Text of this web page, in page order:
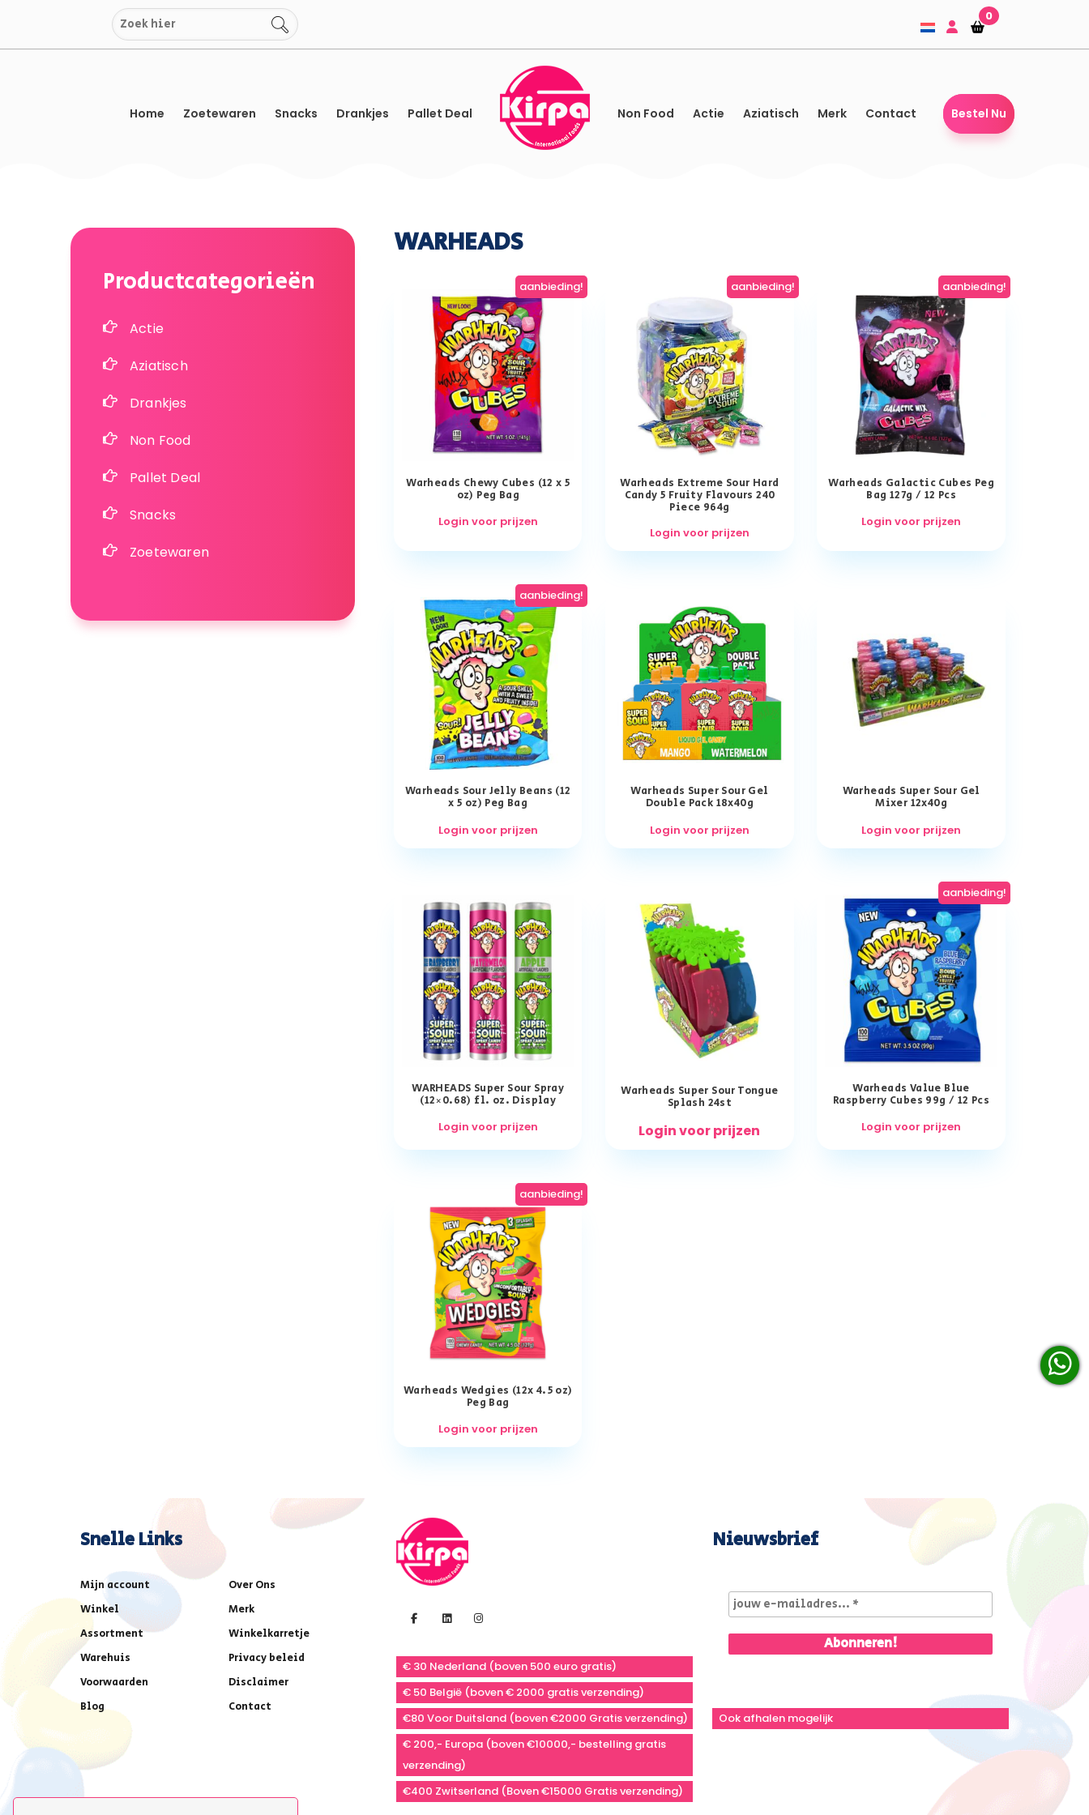
inhoud
Winkelmandje
Winkelmandje
0
Home Zoetewaren Snacks Drankjes Pallet Deal Non Food Actie Aziatisch Merk Contact Bestel Nu
Productcategorieën
Actie
Aziatisch
Drankjes
Non Food
Pallet Deal
Snacks
Zoetewaren
WARHEADS
aanbieding!
Warheads Chewy Cubes (12 x 5
oz) Peg Bag
Login voor prijzen
aanbieding!
Warheads Extreme Sour Hard
Candy 5 Fruity Flavours 240
Piece 964g
Login voor prijzen
aanbieding!
Warheads Galactic Cubes Peg
Bag 127g / 12 Pcs
Login voor prijzen
aanbieding!
Warheads Sour Jelly Beans (12
x 5 oz) Peg Bag
Login voor prijzen
Warheads Super Sour Gel
Double Pack 18x40g
Login voor prijzen
Warheads Super Sour Gel
Mixer 12x40g
Login voor prijzen
WARHEADS Super Sour Spray
(12×0.68) fl. oz. Display
Login voor prijzen
Warheads Super Sour Tongue
Splash 24st
Login voor prijzen
aanbieding!
Warheads Value Blue
Raspberry Cubes 99g / 12 Pcs
Login voor prijzen
aanbieding!
Warheads Wedgies (12x 4.5 oz)
Peg Bag
Login voor prijzen
Snelle Links
Mijn account
Over Ons
Winkel
Merk
Assortment
Winkelkarretje
Warehuis
Privacy beleid
Voorwaarden
Disclaimer
Blog
Contact
€ 30 Nederland (boven 500 euro gratis)
€ 50 België (boven € 2000 gratis verzending)
€80 Voor Duitsland (boven €2000 Gratis verzending)
€ 200,- Europa (boven €10000,- bestelling gratis
verzending)
€400 Zwitserland (Boven €15000 Gratis verzending)
Nieuwsbrief
Ook afhalen mogelijk